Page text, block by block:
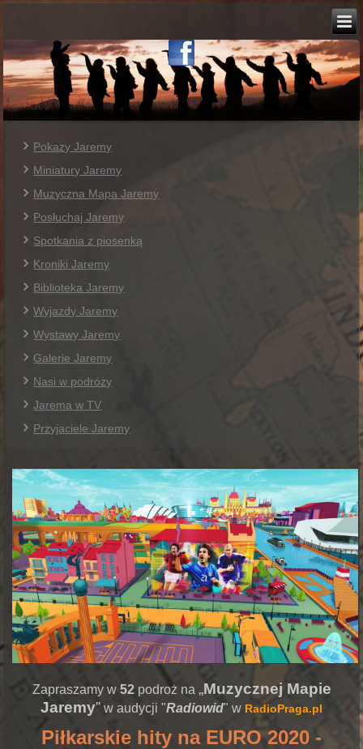
Pokazy Jaremy
Miniatury Jaremy
Muzyczna Mapa Jaremy
Posłuchaj Jaremy
Spotkania z piosenką
Kroniki Jaremy
Biblioteka Jaremy
Wyjazdy Jaremy
Wystawy Jaremy
Galerie Jaremy
Nasi w podróży
Jarema w TV
Przyjaciele Jaremy
Zapraszamy w 52podroż na „Muzycznej Mapie
Jaremy” w audycji "Radiowid" w RadioPraga.pl
Piłkarskie hity na EURO 2020 -